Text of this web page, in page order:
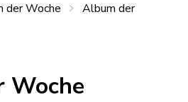
der Woche
Album der
Woche